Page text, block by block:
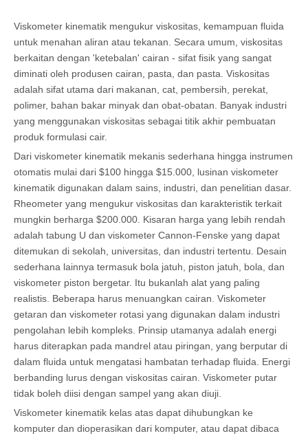
Viskometer kinematik mengukur viskositas, kemampuan fluida
untuk menahan aliran atau tekanan. Secara umum, viskositas
berkaitan dengan 'ketebalan' cairan - sifat fisik yang sangat
diminati oleh produsen cairan, pasta, dan pasta. Viskositas
adalah sifat utama dari makanan, cat, pembersih, perekat,
polimer, bahan bakar minyak dan obat-obatan. Banyak industri
yang menggunakan viskositas sebagai titik akhir pembuatan
produk formulasi cair.
Dari viskometer kinematik mekanis sederhana hingga instrumen
otomatis mulai dari $100 hingga $15.000, lusinan viskometer
kinematik digunakan dalam sains, industri, dan penelitian dasar.
Rheometer yang mengukur viskositas dan karakteristik terkait
mungkin berharga $200.000. Kisaran harga yang lebih rendah
adalah tabung U dan viskometer Cannon-Fenske yang dapat
ditemukan di sekolah, universitas, dan industri tertentu. Desain
sederhana lainnya termasuk bola jatuh, piston jatuh, bola, dan
viskometer piston bergetar. Itu bukanlah alat yang paling
realistis. Beberapa harus menuangkan cairan. Viskometer
getaran dan viskometer rotasi yang digunakan dalam industri
pengolahan lebih kompleks. Prinsip utamanya adalah energi
harus diterapkan pada mandrel atau piringan, yang berputar di
dalam fluida untuk mengatasi hambatan terhadap fluida. Energi
berbanding lurus dengan viskositas cairan. Viskometer putar
tidak boleh diisi dengan sampel yang akan diuji.
Viskometer kinematik kelas atas dapat dihubungkan ke
komputer dan dioperasikan dari komputer, atau dapat dibaca